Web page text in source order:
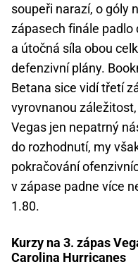
soupeři narazí, o góly
zápasech finále
a útočná síla obou
defenzivní plány.
Betana sice vidí třetí
vyrovnanou
Vegas jen nepatrný
do rozhodnutí, my
pokračování
v zápase padne více
1.80.
Kurzy na 3. zápas
Carolina Hurricanes